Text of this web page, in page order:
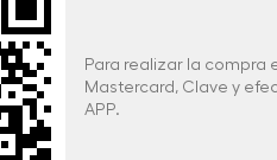
Para realizar la compra
Mastercard, Clave y
APP.